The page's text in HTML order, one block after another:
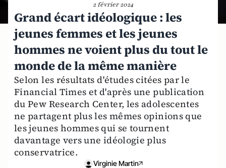
2 février 2024
Grand écart idéologique : les
jeunes femmes et les jeunes
hommes ne voient plus du tout le
monde de la même manière
Selon les résultats d'études citées par le
Financial Times et d'après une publication
du Pew Research Center, les adolescentes
ne partagent plus les mêmes opinions que
les jeunes hommes qui se tournent
davantage vers une idéologie plus
conservatrice.
Virginie Martin